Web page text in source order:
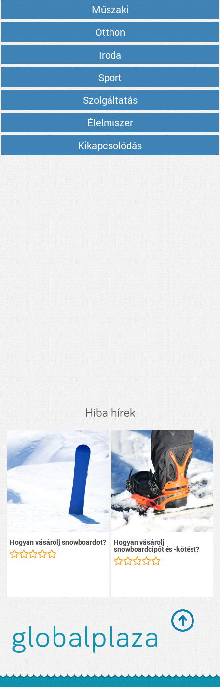
Műszaki
Otthon
Iroda
Sport
Szolgáltatás
Élelmiszer
Kikapcsolódás
Hiba hírek
Hogyan vásárolj snowboardot? Hogyan vásárolj
snowboardcipőt és -kötést?